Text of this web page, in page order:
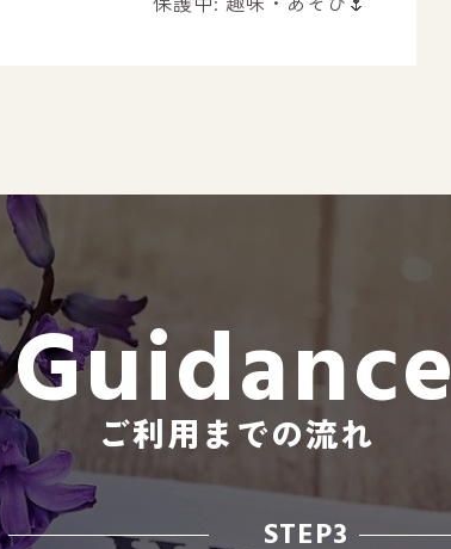
－ 春日事業所のブログ
－ 遠賀事業所のブログ
－ 東郷事業所のブログ
－ 鳥栖事業所のブログ
Guidance
ご利用までの流れ
STEP3